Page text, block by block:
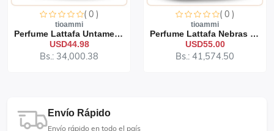
( 0 )
tioammi
Perfume Lattafa Untamed 1...
USD44.98
Bs.: 34,000.38
( 0 )
tioammi
Perfume Lattafa Nebras 10...
USD55.00
Bs.: 41,574.50
Envío Rápido
Envío rápido en todo el país